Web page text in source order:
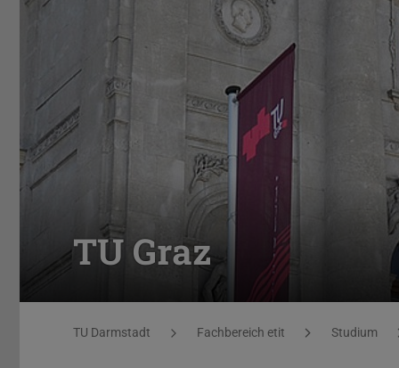
TU Graz
Sie befinden sich hier:
TU Darmstadt Fachbereich etit Studium